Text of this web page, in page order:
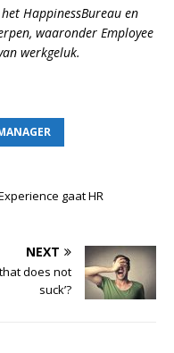
HappinessBureau en
waaronder Employee
werkgeluk.
gaat HR
NEXT
does not
suck’?